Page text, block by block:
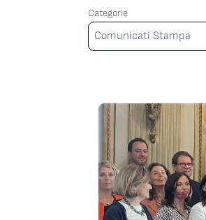
Categorie
Categorie
Comunicati Stampa